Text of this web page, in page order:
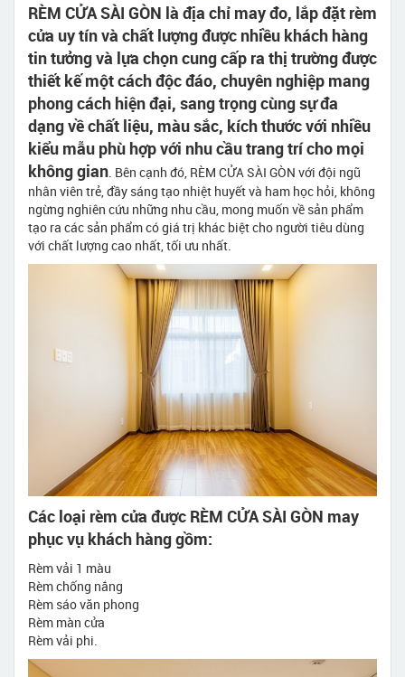
RÈM CỬA SÀI GÒN là địa chỉ may đo, lắp đặt rèm
cửa uy tín và chất lượng được nhiều khách hàng
tin tưởng và lựa chọn cung cấp ra thị trường được
thiết kế một cách độc đáo, chuyên nghiệp mang
phong cách hiện đại, sang trọng cùng sự đa
dạng về chất liệu, màu sắc, kích thước với nhiều
kiểu mẫu phù hợp với nhu cầu trang trí cho mọi
không gian . Bên cạnh đó, RÈM CỬA SÀI GÒN với đội ngũ
nhân viên trẻ, đầy sáng tạo nhiệt huyết và ham học hỏi, không
ngừng nghiên cứu những nhu cầu, mong muốn về sản phẩm
tạo ra các sản phẩm có giá trị khác biệt cho người tiêu dùng
với chất lượng cao nhất, tối ưu nhất.
Các loại rèm cửa được RÈM CỬA SÀI GÒN may
phục vụ khách hàng gồm:
Rèm vải 1 màu
Rèm chống nắng
Rèm sáo văn phong
Rèm màn cửa
Rèm vải phi.